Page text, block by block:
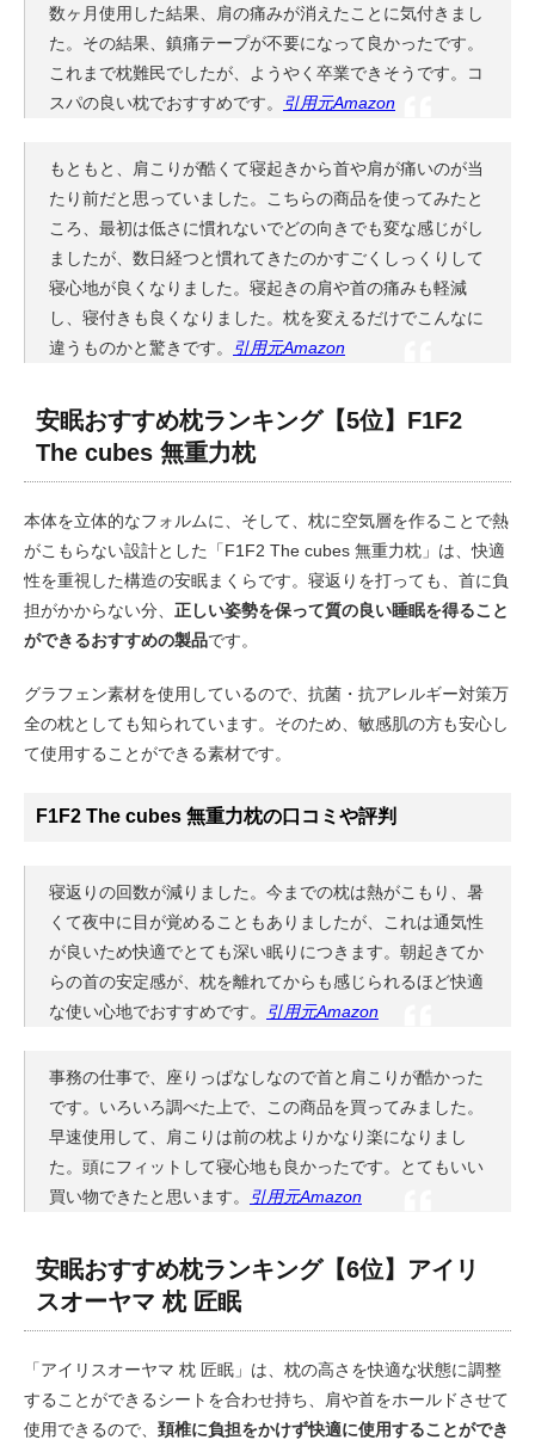
数ヶ月使用した結果、肩の痛みが消えたことに気付きまし
た。その結果、鎮痛テープが不要になって良かったです。
これまで枕難民でしたが、ようやく卒業できそうです。コ
スパの良い枕でおすすめです。
引用元Amazon
もともと、肩こりが酷くて寝起きから首や肩が痛いのが当
たり前だと思っていました。こちらの商品を使ってみたと
ころ、最初は低さに慣れないでどの向きでも変な感じがし
ましたが、数日経つと慣れてきたのかすごくしっくりして
寝心地が良くなりました。寝起きの肩や首の痛みも軽減
し、寝付きも良くなりました。枕を変えるだけでこんなに
違うものかと驚きです。
引用元Amazon
安眠おすすめ枕ランキング【5位】F1F2
The cubes 無重力枕
本体を立体的なフォルムに、そして、枕に空気層を作ることで熱
がこもらない設計とした「F1F2 The cubes 無重力枕」は、快適
性を重視した構造の安眠まくらです。寝返りを打っても、首に負
担がかからない分、 正しい姿勢を保って質の良い睡眠を得ること
ができるおすすめの製品です。
グラフェン素材を使用しているので、抗菌・抗アレルギー対策万
全の枕としても知られています。そのため、敏感肌の方も安心し
て使用することができる素材です。
F1F2 The cubes 無重力枕の口コミや評判
寝返りの回数が減りました。今までの枕は熱がこもり、暑
くて夜中に目が覚めることもありましたが、これは通気性
が良いため快適でとても深い眠りにつきます。朝起きてか
らの首の安定感が、枕を離れてからも感じられるほど快適
な使い心地でおすすめです。
引用元Amazon
事務の仕事で、座りっぱなしなので首と肩こりが酷かった
です。いろいろ調べた上で、この商品を買ってみました。
早速使用して、肩こりは前の枕よりかなり楽になりまし
た。頭にフィットして寝心地も良かったです。とてもいい
買い物できたと思います。
引用元Amazon
安眠おすすめ枕ランキング【6位】アイリ
スオーヤマ 枕 匠眠
「アイリスオーヤマ 枕 匠眠」は、枕の高さを快適な状態に調整
することができるシートを合わせ持ち、肩や首をホールドさせて
使用できるので、 頚椎に負担をかけず快適に使用することができ